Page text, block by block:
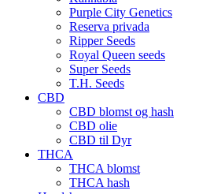
Purple City Genetics
Reserva privada
Ripper Seeds
Royal Queen seeds
Super Seeds
T.H. Seeds
CBD
CBD blomst og hash
CBD olie
CBD til Dyr
THCA
THCA blomst
THCA hash